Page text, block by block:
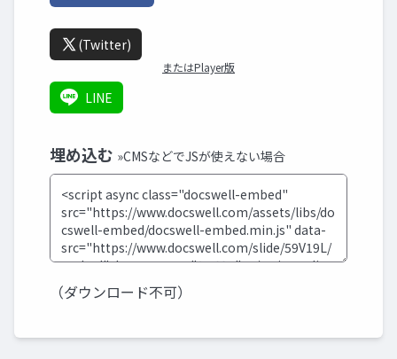
(Twitter)
またはPlayer版
LINE
埋め込む »CMSなどでJSが使えない場合
（ダウンロード不可）